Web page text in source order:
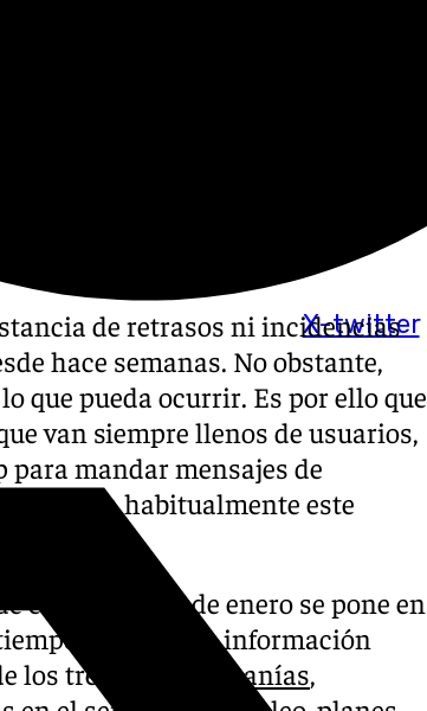
X-twitter
de retrasos ni incidencias
hace semanas. No obstante,
que pueda ocurrir. Es por ello que
van siempre llenos de usuarios,
para mandar mensajes de
utilicen habitualmente este
este lunes 20 de enero se pone en
real toda la información
los trenes del
Cercanías,